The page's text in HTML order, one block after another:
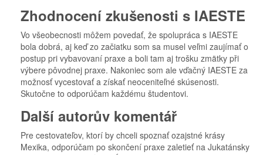
Zhodnocení zkušenosti s IAESTE
Vo všeobecnosti môžem povedať, že spolupráca s IAESTE
bola dobrá, aj keď zo začiatku som sa musel veľmi zaujímať o
postup pri vybavovaní praxe a boli tam aj trošku zmätky při
výbere pôvodnej praxe. Nakoniec som ale vďačný IAESTE za
možnosť vycestovať a získať neoceniteľné skúsenosti.
Skutočne to odporúčam každému študentovi.
Další autorův komentář
Pre cestovateľov, ktorí by chceli spoznať ozajstné krásy
Mexika, odporúčam po skončení praxe zaletieť na Jukatánsky